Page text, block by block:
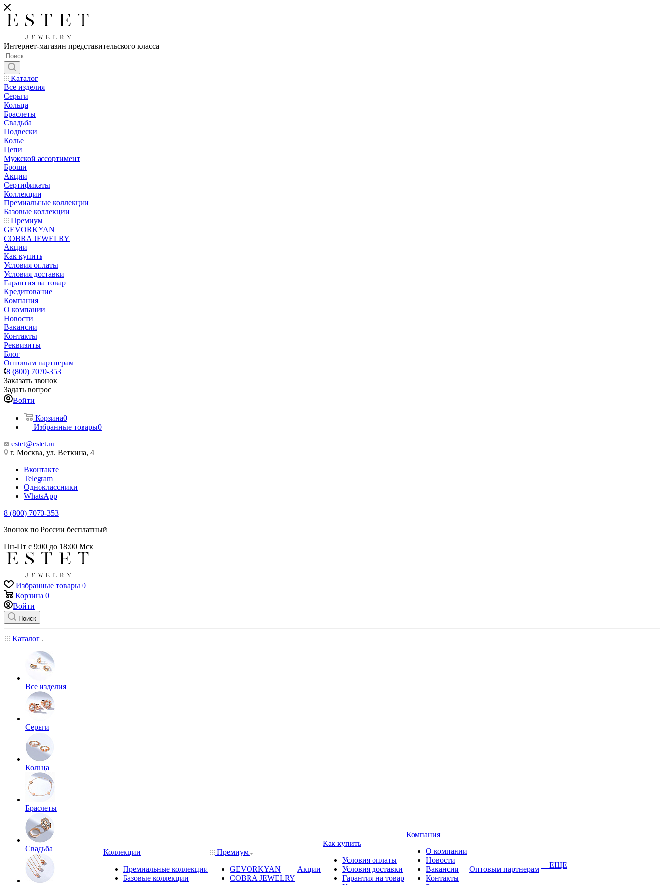
Интернет-магазин представительского класса
Каталог
Все изделия
Серьги
Кольца
Браслеты
Свадьба
Подвески
Колье
Цепи
Мужской ассортимент
Броши
Акции
Сертификаты
Коллекции
Премиальные коллекции
Базовые коллекции
Премиум
GEVORKYAN
COBRA JEWELRY
Акции
Как купить
Условия оплаты
Условия доставки
Гарантия на товар
Кредитование
Компания
О компании
Новости
Вакансии
Контакты
Реквизиты
Блог
Оптовым партнерам
8 (800) 7070-353
Заказать звонок
Задать вопрос
Войти
Корзина0
Избранные товары0
estet@estet.ru
г. Москва, ул. Веткина, 4
Вконтакте
Telegram
Одноклассники
WhatsApp
8 (800) 7070-353
Звонок по России бесплатный
Пн-Пт с 9:00 до 18:00 Мск
Избранные товары 0
Корзина 0
Войти
Поиск
Каталог
Все изделия
Серьги
Кольца
Браслеты
Свадьба
Коллекции
Премиальные коллекции
Базовые коллекции
Премиум
GEVORKYAN
COBRA JEWELRY
Акции
Как купить
Условия оплаты
Условия доставки
Гарантия на товар
Компания
О компании
Новости
Вакансии
Контакты
Оптовым партнерам + ЕЩЕ